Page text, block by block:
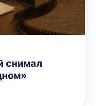
снимал